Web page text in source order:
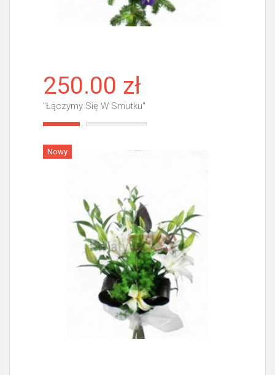
250.00 zł
"Łączymy Się W Smutku"
Nowy